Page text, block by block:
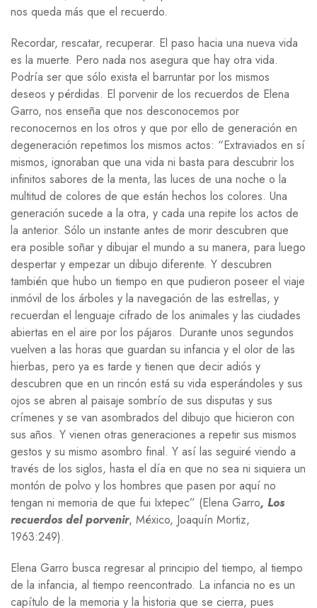
nos queda más que el recuerdo.
Recordar, rescatar, recuperar. El paso hacia una nueva vida
es la muerte. Pero nada nos asegura que hay otra vida.
Podría ser que sólo exista el barruntar por los mismos
deseos y pérdidas. El porvenir de los recuerdos de Elena
Garro, nos enseña que nos desconocemos por
reconocernos en los otros y que por ello de generación en
degeneración repetimos los mismos actos: “Extraviados en sí
mismos, ignoraban que una vida ni basta para descubrir los
infinitos sabores de la menta, las luces de una noche o la
multitud de colores de que están hechos los colores. Una
generación sucede a la otra, y cada una repite los actos de
la anterior. Sólo un instante antes de morir descubren que
era posible soñar y dibujar el mundo a su manera, para luego
despertar y empezar un dibujo diferente. Y descubren
también que hubo un tiempo en que pudieron poseer el viaje
inmóvil de los árboles y la navegación de las estrellas, y
recuerdan el lenguaje cifrado de los animales y las ciudades
abiertas en el aire por los pájaros. Durante unos segundos
vuelven a las horas que guardan su infancia y el olor de las
hierbas, pero ya es tarde y tienen que decir adiós y
descubren que en un rincón está su vida esperándoles y sus
ojos se abren al paisaje sombrío de sus disputas y sus
crímenes y se van asombrados del dibujo que hicieron con
sus años. Y vienen otras generaciones a repetir sus mismos
gestos y su mismo asombro final. Y así las seguiré viendo a
través de los siglos, hasta el día en que no sea ni siquiera un
montón de polvo y los hombres que pasen por aquí no
tengan ni memoria de que fui Ixtepec” (Elena Garro, Los
recuerdos del porvenir, México, Joaquín Mortiz,
1963:249).
Elena Garro busca regresar al principio del tiempo, al tiempo
de la infancia, al tiempo reencontrado. La infancia no es un
capítulo de la memoria y la historia que se cierra, pues